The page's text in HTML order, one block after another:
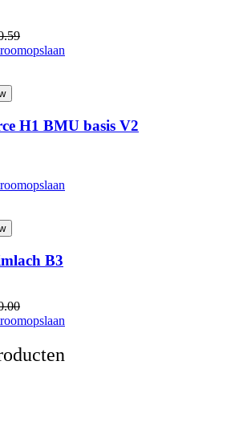
H1 BMU basis V2
B3